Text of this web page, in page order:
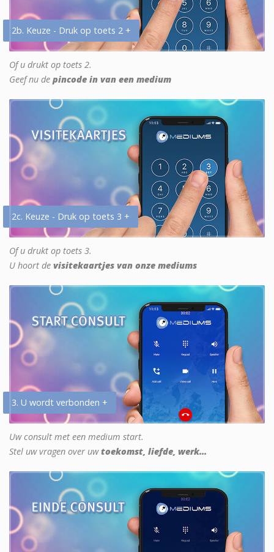
2b. Keuze - Druk op toets 2 +
Of u drukt op toets 2.
Geef nu de pincode in van een medium
2c. Keuze - Druk op toets 3 +
Of u drukt op toets 3.
U hoort de visitekaartjes van onze mediums
3. U wordt verbonden +
Uw consult met een medium start.
Stel uw vragen over uwtoekomst, liefde, werk...